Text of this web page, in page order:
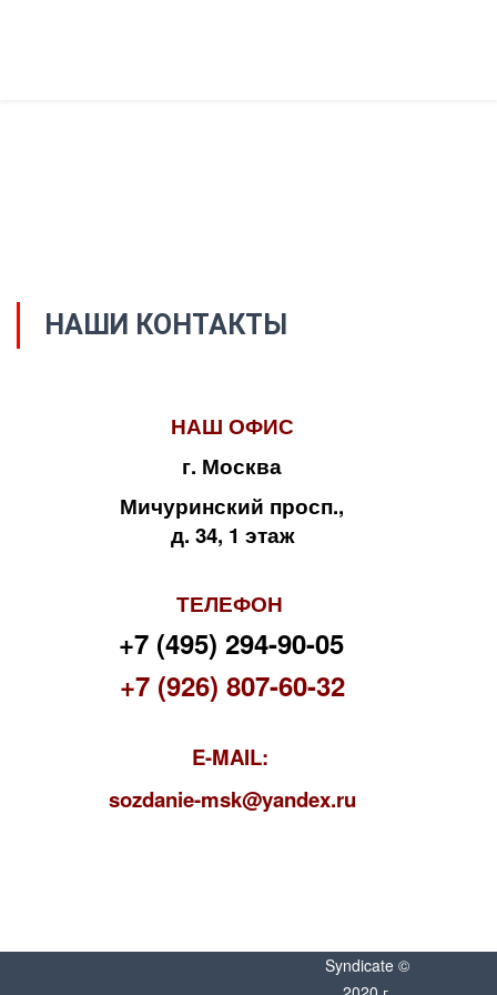
НАШИ КОНТАКТЫ
НАШ ОФИС
г. Москва
Мичуринский просп.,
д. 34, 1 этаж
ТЕЛЕФОН
+7 (495) 294-90-05
+7 (926) 807-60-32
E-MAIL:
sozdanie-msk@yandex.ru
Syndicate ©